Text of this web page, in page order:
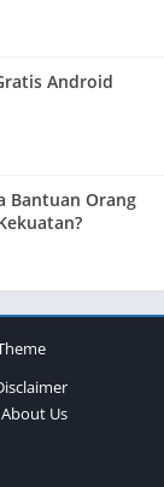
Android
Bantuan Orang
About Us